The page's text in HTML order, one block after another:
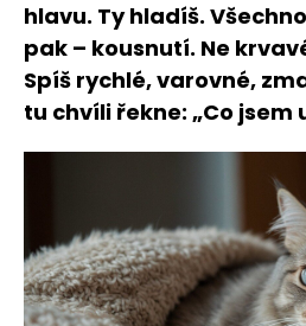
hlavu. Ty hladíš.
pak – kousnutí. Ne
Spíš rychlé, varovné,
tu chvíli řekne: „Co jsem